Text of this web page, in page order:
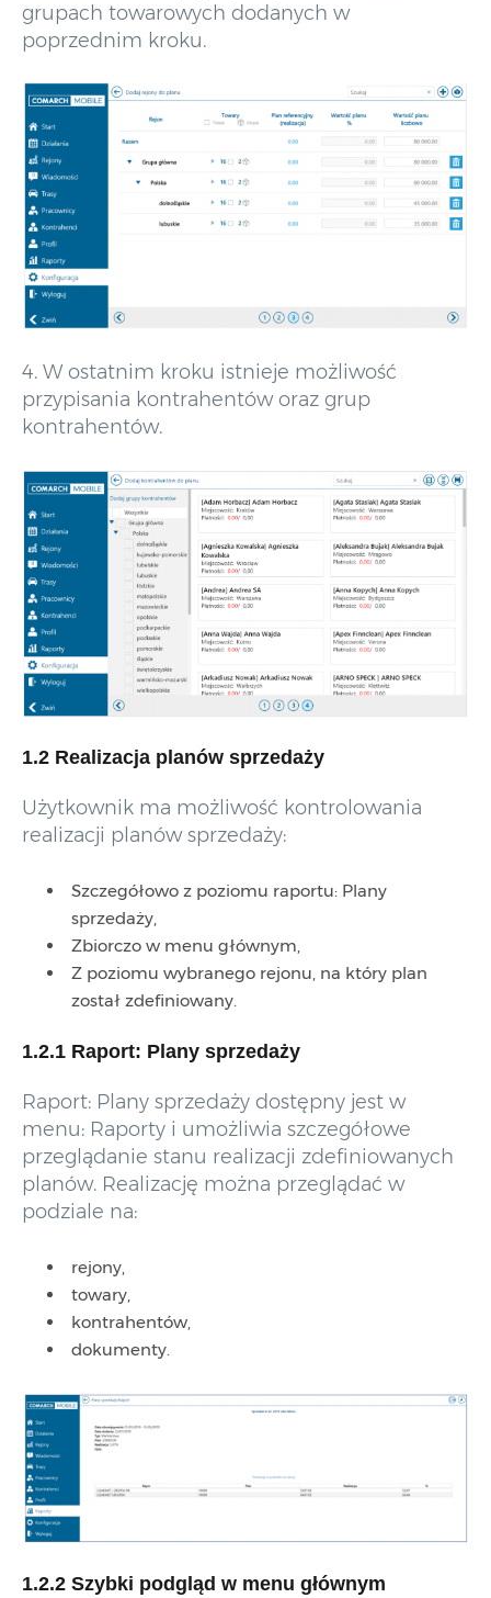
grupach towarowych dodanych w
poprzednim kroku.
4. W ostatnim kroku istnieje możliwość
przypisania kontrahentów oraz grup
kontrahentów.
1.2 Realizacja planów sprzedaży
Użytkownik ma możliwość kontrolowania
realizacji planów sprzedaży:
Szczegółowo z poziomu raportu: Plany
sprzedaży,
Zbiorczo w menu głównym,
Z poziomu wybranego rejonu, na który plan
został zdefiniowany.
1.2.1 Raport: Plany sprzedaży
Raport: Plany sprzedaży dostępny jest w
menu: Raporty i umożliwia szczegółowe
przeglądanie stanu realizacji zdefiniowanych
planów. Realizację można przeglądać w
podziale na:
rejony,
towary,
kontrahentów,
dokumenty.
1.2.2 Szybki podgląd w menu głównym